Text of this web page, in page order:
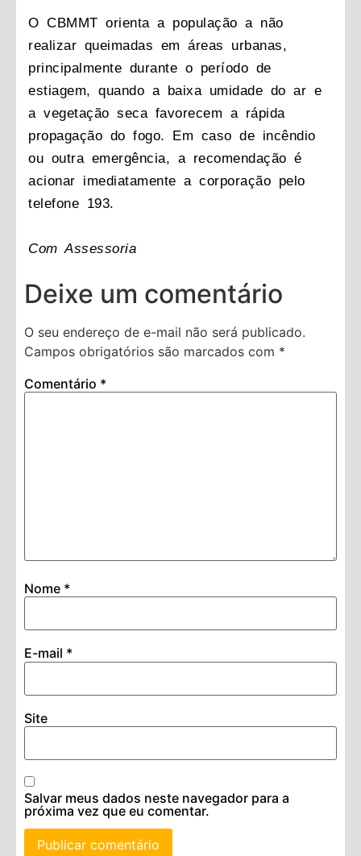
O CBMMT orienta a população a não
realizar queimadas em áreas urbanas,
principalmente durante o período de
estiagem, quando a baixa umidade do ar e
a vegetação seca favorecem a rápida
propagação do fogo. Em caso de incêndio
ou outra emergência, a recomendação é
acionar imediatamente a corporação pelo
telefone 193.
Com Assessoria
Deixe um comentário
O seu endereço de e-mail não será publicado.
Campos obrigatórios são marcados com *
Comentário *
Nome *
E-mail *
Site
Salvar meus dados neste navegador para a
próxima vez que eu comentar.